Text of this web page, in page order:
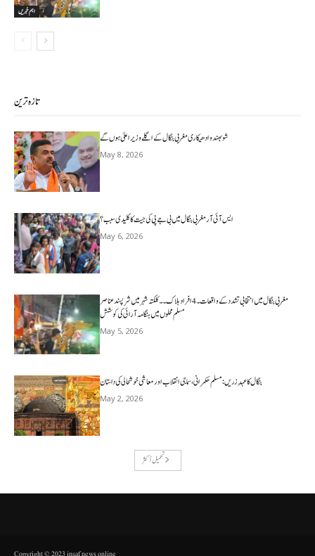
اہم خبریں
تازہ ترین
شوبھندو ادھیکاری مغربی بنگال کے اگلے وزیر اعلیٰ ہوں گے
May 8, 2026
ایس آئی آر مغربی بنگال میں بی جے پی کی جیت کا کلیدی سبب؟
May 6, 2026
مغربی بنگال میں انتخابی تشدد کے واقعات۔4افراد ہلاک۔۔کلکتہ شہر میں شرپسندعناصر
مسلم محلوں میں ہنگامہ آرائی کی کوشش
May 5, 2026
بنگال کا عہدِ زریں: مسلم حکمرانی، سماجی انقلاب اور معاشی خوشحالی کی داستان
May 2, 2026
تحميل أكثر
Copyright © 2023 insaf news online